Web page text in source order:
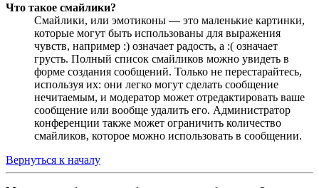
Что такое смайлики?
Смайлики, или эмотиконы — это маленькие картинки,
которые могут быть использованы для выражения
чувств, например :) означает радость, а :( означает
грусть. Полный список смайликов можно увидеть в
форме создания сообщений. Только не перестарайтесь,
используя их: они легко могут сделать сообщение
нечитаемым, и модератор может отредактировать ваше
сообщение или вообще удалить его. Администратор
конференции также может ограничить количество
смайликов, которое можно использовать в сообщении.
Вернуться к началу